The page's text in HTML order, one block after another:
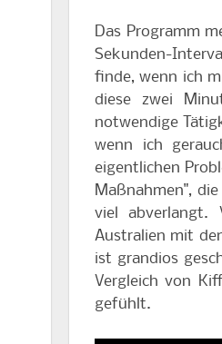
Das Programm
Sekunden-
finde, wenn ich
diese zwei
notwendige
wenn ich
eigentlichen
Maßnahmen",
viel abverlangt.
Australien mit
ist grandios
Vergleich von
gefühlt.